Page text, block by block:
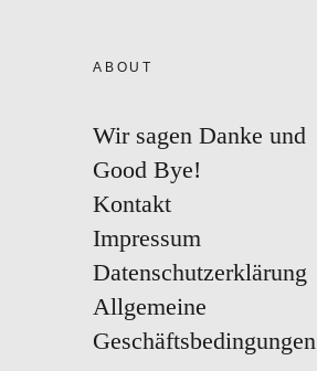
ABOUT
Wir sagen Danke und
Good Bye!
Kontakt
Impressum
Datenschutzerklärung
Allgemeine
Geschäftsbedingungen